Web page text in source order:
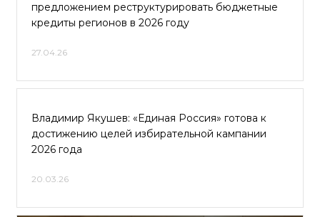
предложением реструктурировать бюджетные
кредиты регионов в 2026 году
27.04.26
Владимир Якушев: «Единая Россия» готова к
достижению целей избирательной кампании
2026 года
20.03.26